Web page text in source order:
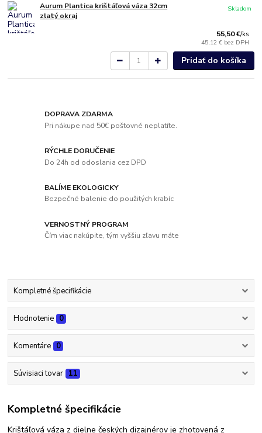
Aurum Plantica krištáľová váza 32cm
zlatý okraj
55,50 €/ks
45,12 € bez DPH
Skladom
Pridať do košíka
DOPRAVA ZDARMA
Pri nákupe nad 50€ poštovné neplatíte.
RÝCHLE DORUČENIE
Do 24h od odoslania cez DPD
BALÍME EKOLOGICKY
Bezpečné balenie do použitých krabíc
VERNOSTNÝ PROGRAM
Čím viac nakúpite, tým vyššiu zľavu máte
Kompletné špecifikácie
Hodnotenie 0
Komentáre 0
Súvisiaci tovar 11
Kompletné špecifikácie
Krištáľová váza z dielne českých dizajnérov je zhotovená z